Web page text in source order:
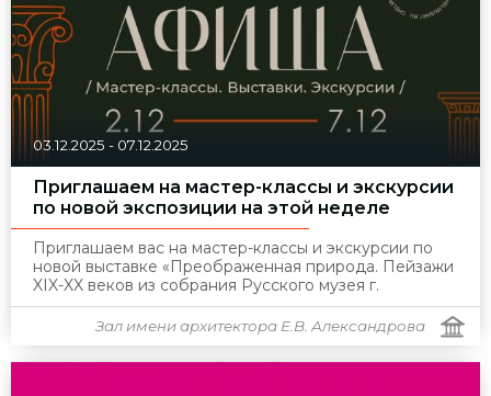
03.12.2025 - 07.12.2025
Приглашаем на мастер-классы и экскурсии
по новой экспозиции на этой неделе
Приглашаем вас на мастер-классы и экскурсии по
новой выставке «Преображенная природа. Пейзажи
XIX-XX веков из собрания Русского музея г.
Зал имени архитектора Е.В. Александрова